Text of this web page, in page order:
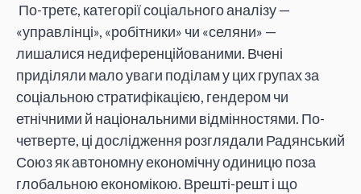
По-третє, категорії соціального аналізу —
«управлінці», «робітники» чи «селяни» —
лишалися недиференційованими. Вчені
приділяли мало уваги поділам у цих групах за
соціальною стратифікацією, гендером чи
етнічними й національними відмінностями. По-
четверте, ці дослідження розглядали Радянський
Союз як автономну економічну одиницю поза
глобальною економікою. Врешті-решт і що